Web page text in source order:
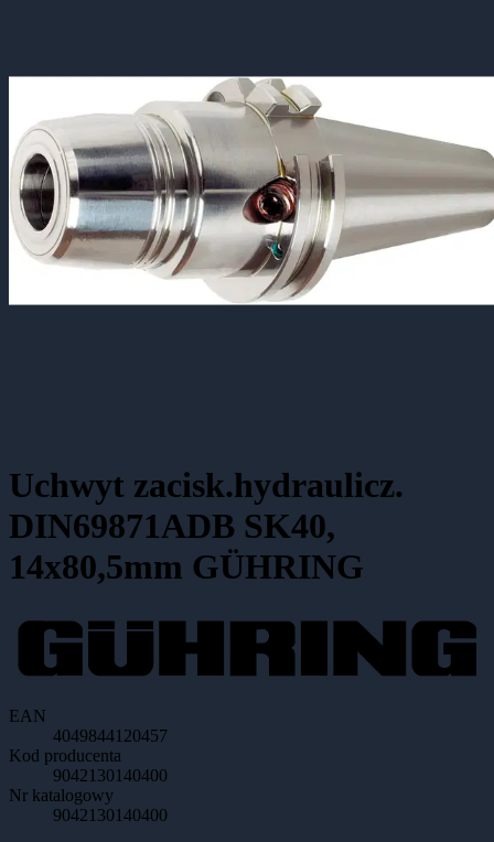
Uchwyt zacisk.hydraulicz.
DIN69871ADB SK40,
14x80,5mm GÜHRING
EAN
4049844120457
Kod producenta
9042130140400
Nr katalogowy
9042130140400